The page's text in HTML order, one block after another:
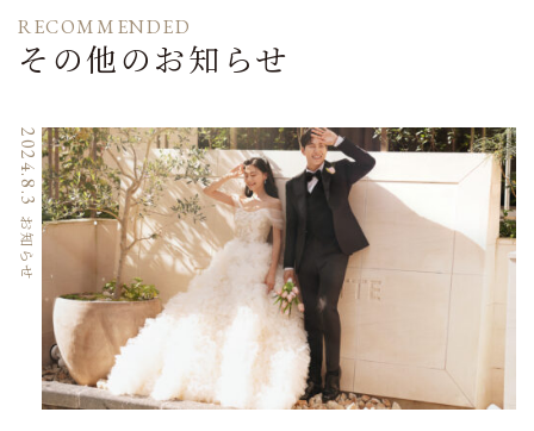
RECOMMENDED
その他のお知らせ
2024.8.3
お知らせ